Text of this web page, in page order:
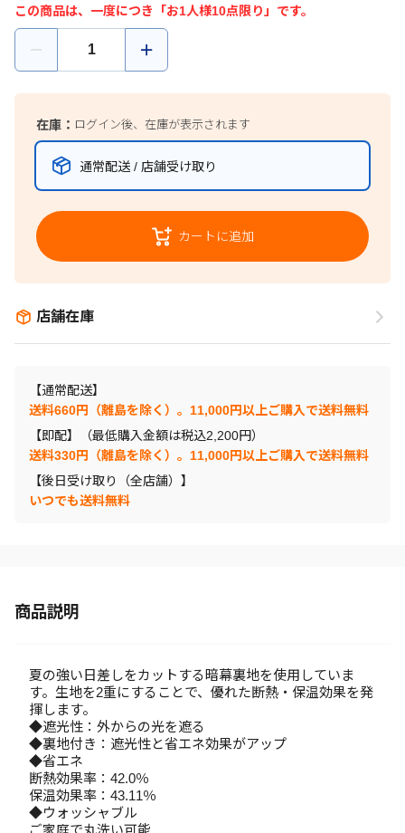
この商品は、一度につき「お1人様10点限り」です。
在庫： ログイン後、在庫が表示されます
通常配送 / 店舗受け取り
カートに追加
店舗在庫
【通常配送】
送料660円（離島を除く）。11,000円以上ご購入で送料無料
【即配】（最低購入金額は税込2,200円）
送料330円（離島を除く）。11,000円以上ご購入で送料無料
【後日受け取り（全店舗）】
いつでも送料無料
商品説明
夏の強い日差しをカットする暗幕裏地を使用していま
す。生地を2重にすることで、優れた断熱・保温効果を発
揮します。
◆遮光性：外からの光を遮る
◆裏地付き：遮光性と省エネ効果がアップ
◆省エネ
断熱効果率：42.0％
保温効果率：43.11％
◆ウォッシャブル
ご家庭で丸洗い可能